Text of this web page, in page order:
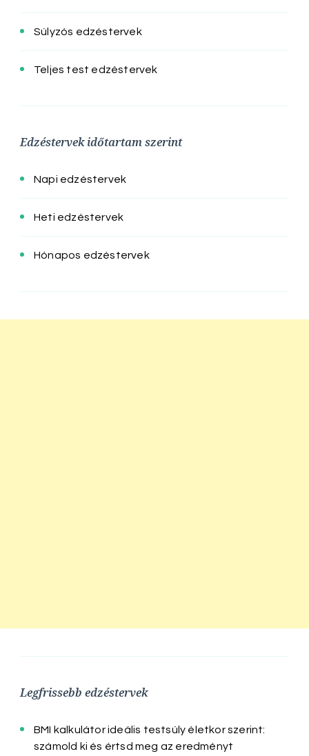
Súlyzós edzéstervek
Teljes test edzéstervek
Edzéstervek időtartam szerint
Napi edzéstervek
Heti edzéstervek
Hónapos edzéstervek
Legfrissebb edzéstervek
BMI kalkulátor ideális testsúly életkor szerint:
számold ki és értsd meg az eredményt